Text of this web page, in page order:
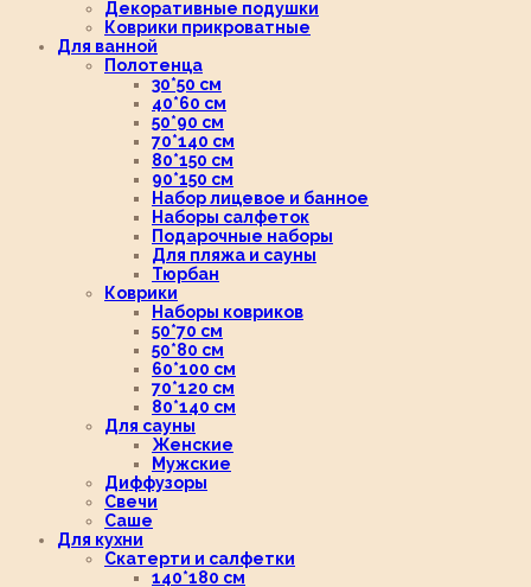
Декоративные подушки
Коврики прикроватные
Для ванной
Полотенца
30*50 см
40*60 см
50*90 см
70*140 см
80*150 см
90*150 см
Набор лицевое и банное
Наборы салфеток
Подарочные наборы
Для пляжа и сауны
Тюрбан
Коврики
Наборы ковриков
50*70 см
50*80 см
60*100 см
70*120 см
80*140 см
Для сауны
Женские
Мужские
Диффузоры
Свечи
Саше
Для кухни
Скатерти и салфетки
140*180 см